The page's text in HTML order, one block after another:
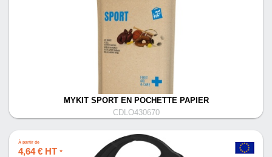
MYKIT SPORT EN POCHETTE PAPIER
CDLO430670
À partir de
4,64 € HT *